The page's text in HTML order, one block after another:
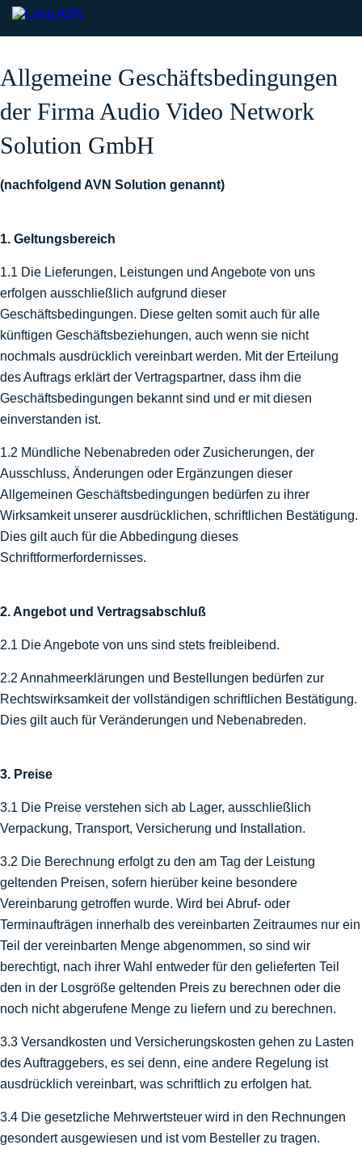
Allgemeine Geschäftsbedingungen
der Firma Audio Video Network
Solution GmbH
(nachfolgend AVN Solution genannt)
1. Geltungsbereich
1.1 Die Lieferungen, Leistungen und Angebote von uns
erfolgen ausschließlich aufgrund dieser
Geschäftsbedingungen. Diese gelten somit auch für alle
künftigen Geschäftsbeziehungen, auch wenn sie nicht
nochmals ausdrücklich vereinbart werden. Mit der Erteilung
des Auftrags erklärt der Vertragspartner, dass ihm die
Geschäftsbedingungen bekannt sind und er mit diesen
einverstanden ist.
1.2 Mündliche Nebenabreden oder Zusicherungen, der
Ausschluss, Änderungen oder Ergänzungen dieser
Allgemeinen Geschäftsbedingungen bedürfen zu ihrer
Wirksamkeit unserer ausdrücklichen, schriftlichen Bestätigung.
Dies gilt auch für die Abbedingung dieses
Schriftformerfordernisses.
2. Angebot und Vertragsabschluß
2.1 Die Angebote von uns sind stets freibleibend.
2.2 Annahmeerklärungen und Bestellungen bedürfen zur
Rechtswirksamkeit der vollständigen schriftlichen Bestätigung.
Dies gilt auch für Veränderungen und Nebenabreden.
3. Preise
3.1 Die Preise verstehen sich ab Lager, ausschließlich
Verpackung, Transport, Versicherung und Installation.
3.2 Die Berechnung erfolgt zu den am Tag der Leistung
geltenden Preisen, sofern hierüber keine besondere
Vereinbarung getroffen wurde. Wird bei Abruf- oder
Terminaufträgen innerhalb des vereinbarten Zeitraumes nur ein
Teil der vereinbarten Menge abgenommen, so sind wir
berechtigt, nach ihrer Wahl entweder für den gelieferten Teil
den in der Losgröße geltenden Preis zu berechnen oder die
noch nicht abgerufene Menge zu liefern und zu berechnen.
3.3 Versandkosten und Versicherungskosten gehen zu Lasten
des Auftraggebers, es sei denn, eine andere Regelung ist
ausdrücklich vereinbart, was schriftlich zu erfolgen hat.
3.4 Die gesetzliche Mehrwertsteuer wird in den Rechnungen
gesondert ausgewiesen und ist vom Besteller zu tragen.